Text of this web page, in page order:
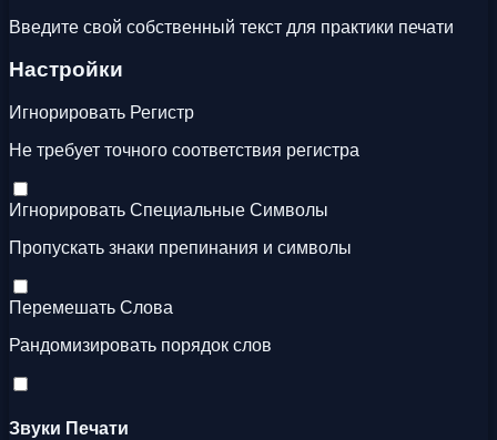
Введите свой собственный текст для практики печати
Настройки
Игнорировать Регистр
Не требует точного соответствия регистра
Игнорировать Специальные Символы
Пропускать знаки препинания и символы
Перемешать Слова
Рандомизировать порядок слов
Звуки Печати